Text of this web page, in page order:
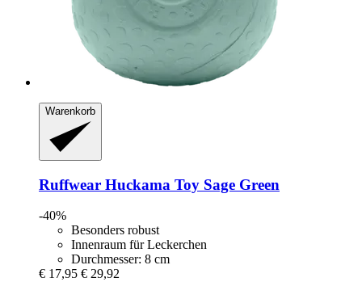
Warenkorb
Ruffwear Huckama Toy Sage Green
-40%
Besonders robust
Innenraum für Leckerchen
Durchmesser: 8 cm
€ 17,95 € 29,92